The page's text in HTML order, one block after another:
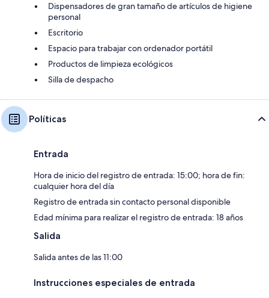
Dispensadores de gran tamaño de artículos de higiene
personal
Escritorio
Espacio para trabajar con ordenador portátil
Productos de limpieza ecológicos
Silla de despacho
Políticas
Entrada
Hora de inicio del registro de entrada: 15:00; hora de fin:
cualquier hora del día
Registro de entrada sin contacto personal disponible
Edad mínima para realizar el registro de entrada: 18 años
Salida
Salida antes de las 11:00
Instrucciones especiales de entrada